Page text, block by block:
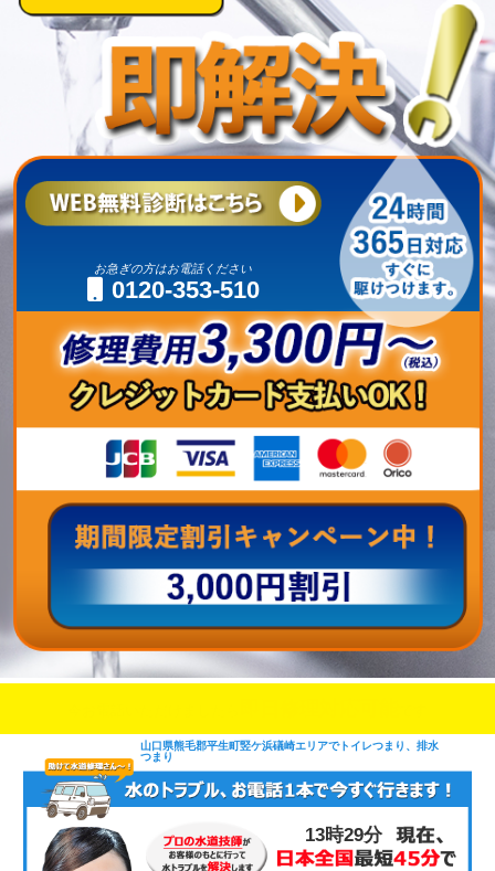
お急ぎの方はお電話ください
0120-353-510
山口県熊毛郡平生町竪ケ浜礒崎エリアでトイレつまり、排水
つまり
13時29分